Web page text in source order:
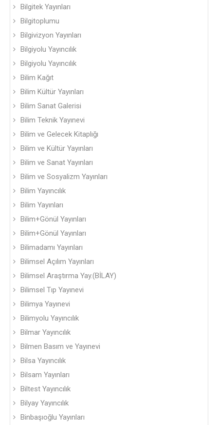
Bilgitek Yayınları
Bilgitoplumu
Bilgivizyon Yayınları
Bilgiyolu Yayıncılık
Bilgiyolu Yayıncılık
Bilim Kağıt
Bilim Kültür Yayınları
Bilim Sanat Galerisi
Bilim Teknik Yayınevi
Bilim ve Gelecek Kitaplığı
Bilim ve Kültür Yayınları
Bilim ve Sanat Yayınları
Bilim ve Sosyalizm Yayınları
Bilim Yayıncılık
Bilim Yayınları
Bilim+Gönül Yayınları
Bilim+Gönül Yayınları
Bilimadamı Yayınları
Bilimsel Açılım Yayınları
Bilimsel Araştırma Yay.(BİLAY)
Bilimsel Tıp Yayınevi
Bilimya Yayınevi
Bilimyolu Yayıncılık
Bilmar Yayıncılık
Bilmen Basım ve Yayınevi
Bilsa Yayıncılık
Bilsam Yayınları
Biltest Yayıncılık
Bilyay Yayıncılık
Binbaşıoğlu Yayınları